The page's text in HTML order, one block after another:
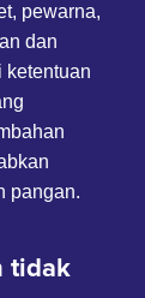
pewarna,
dan
ketentuan
pangan.
tidak